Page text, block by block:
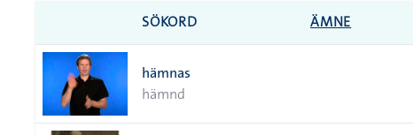
SÖKORD ÄMNE
hämnas
hämnd